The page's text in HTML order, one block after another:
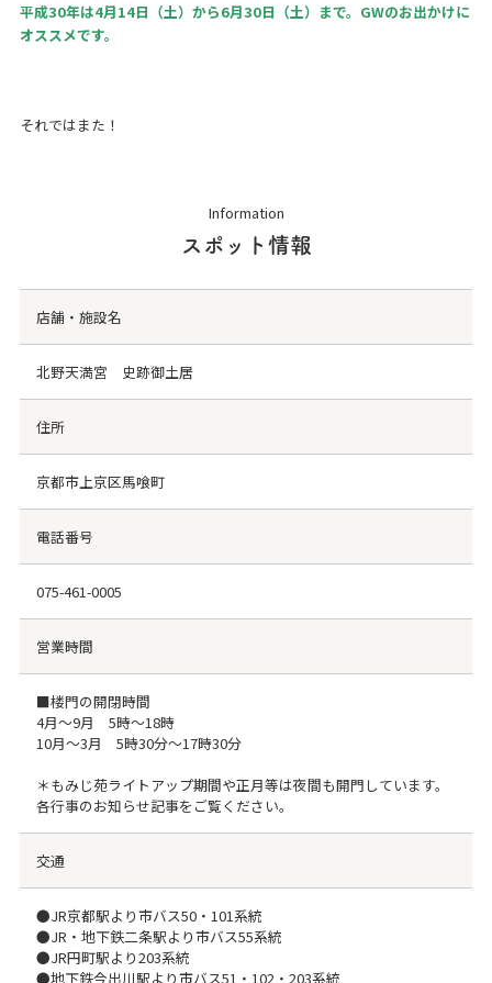
平成30年は4月14日（土）から6月30日（土）まで。GWのお出かけに
オススメです。
それではまた！
Information
スポット情報
店舗・施設名
北野天満宮 史跡御土居
住所
京都市上京区馬喰町
電話番号
075-461-0005
営業時間
■楼門の開閉時間
4月～9月 5時～18時
10月～3月 5時30分～17時30分
＊もみじ苑ライトアップ期間や正月等は夜間も開門しています。
各行事のお知らせ記事をご覧ください。
交通
●JR京都駅より市バス50・101系統
●JR・地下鉄二条駅より市バス55系統
●JR円町駅より203系統
●地下鉄今出川駅より市バス51・102・203系統